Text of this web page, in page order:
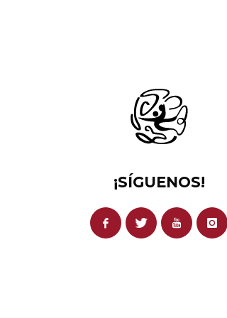
¡SÍGUENOS!